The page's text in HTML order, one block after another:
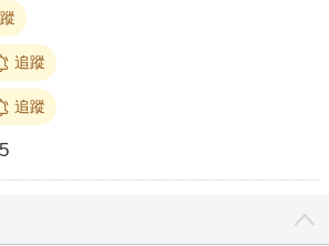
追蹤
追蹤